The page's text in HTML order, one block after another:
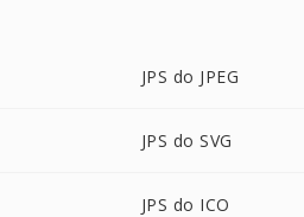
JPS do JPEG
JPS do SVG
JPS do ICO